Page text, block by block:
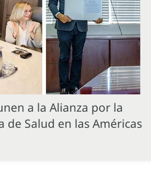
a la Alianza por la
de Salud en las Américas